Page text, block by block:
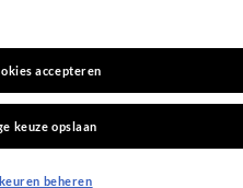
om Piet
goede
accepteren
keuze opslaan
beheren